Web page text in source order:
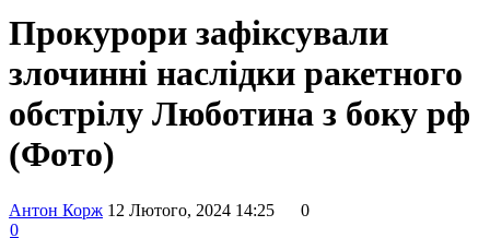
Прокурори зафіксували
злочинні наслідки ракетного
обстрілу Люботина з боку рф
(Фото)
Антон Корж 12 Лютого, 2024 14:25
0
0